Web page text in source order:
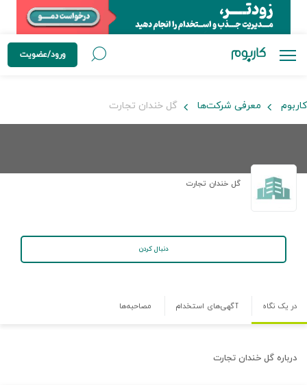
ورود/عضویت
کاربوم معرفی شرکت‌ها گل خندان تجارت
گل خندان تجارت
دنبال کردن
در یک نگاه آگهی‌های استخدام مصاحبه‌ها
درباره گل خندان تجارت